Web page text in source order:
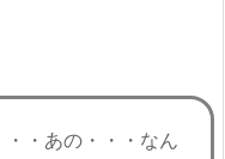
・あの・・・なん